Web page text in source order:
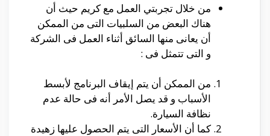
من خلال تجربتي العمل مع كريم حيث أن
هناك البعض من السلبيات التى من الممكن
أن يعانى منها السائق أثناء العمل فى الشركة
و التى تتمثل فى :
من الممكن أن يتم إيقاف البرنامج لأبسط
الأسباب و قد يصل الأمر أنه فى حالة عدم
نظافة السيارة.
كما أن الأسعار التى يتم الحصول عليها زهيدة